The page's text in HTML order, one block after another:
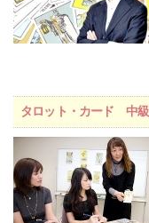
タロット・カード 中